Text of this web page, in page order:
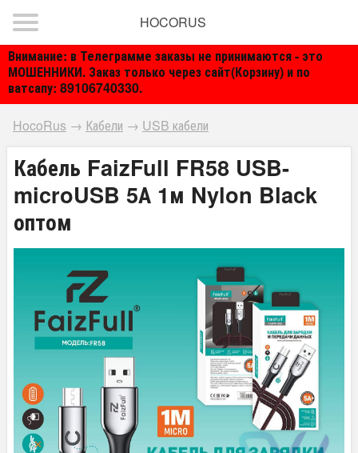
Внимание: в Телеграмме заказы не принимаются - это
МОШЕННИКИ. Заказ только через сайт(Корзину) и по
ватсапу: 89106740330.
HOCORUS
HocoRus → Кабели → USB кабели
Кабель FaizFull FR58 USB-
microUSB 5А 1м Nylon Black
оптом